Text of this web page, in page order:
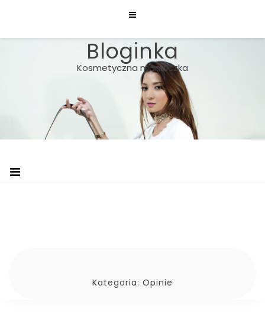
content
Bloginka
Kosmetyczna maniaczka
Kategoria: Opinie